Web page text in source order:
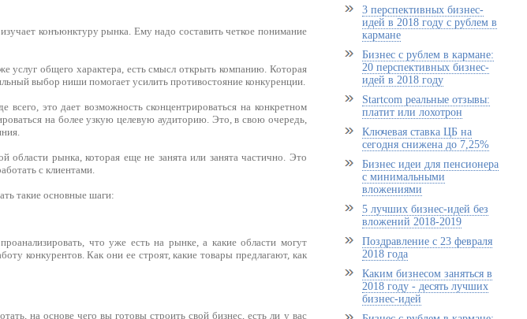
конъюнктуру рынка. Ему надо составить четкое понимание
услуг общего характера, есть смысл открыть компанию. Которая
выбор ниши помогает усилить противостояние конкуренции.
это дает возможность сконцентрироваться на конкретном
на более узкую целевую аудиторию. Это, в свою очередь,
области рынка, которая еще не занята или занята частично. Это
с клиентами.
такие основные шаги:
что уже есть на рынке, а какие области могут
конкурентов. Как они ее строят, какие товары предлагают, как
на основе чего вы готовы строить свой бизнес, есть ли у вас
3 перспективных бизнес-
идей в 2018 году с рублем в
кармане
Бизнес с рублем в кармане:
20 перспективных бизнес-
идей в 2018 году
Startcom реальные отзывы:
платит или лохотрон
Ключевая ставка ЦБ на
сегодня снижена до 7,25%
Бизнес идеи для пенсионера
с минимальными
вложениями
5 лучших бизнес-идей без
вложений 2018-2019
Поздравление с 23 февраля
2018 года
Каким бизнесом заняться в
2018 году - десять лучших
бизнес-идей